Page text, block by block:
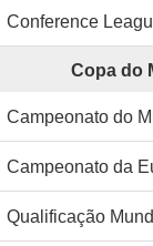
Conference
Copa do
Campeonato do
Campeonato da
Qualificação